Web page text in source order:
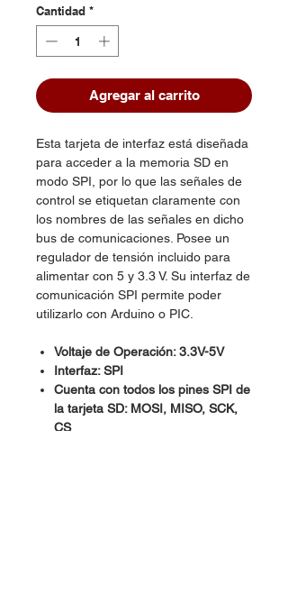
Cantidad *
Agregar al carrito
Esta tarjeta de interfaz está diseñada
para acceder a la memoria SD en
modo SPI, por lo que las señales de
control se etiquetan claramente con
los nombres de las señales en dicho
bus de comunicaciones. Posee un
regulador de tensión incluido para
alimentar con 5 y 3.3 V. Su interfaz de
comunicación SPI permite poder
utilizarlo con Arduino o PIC.
Voltaje de Operación: 3.3V-5V
Interfaz: SPI
Cuenta con todos los pines SPI de
la tarjeta SD: MOSI, MISO, SCK,
CS